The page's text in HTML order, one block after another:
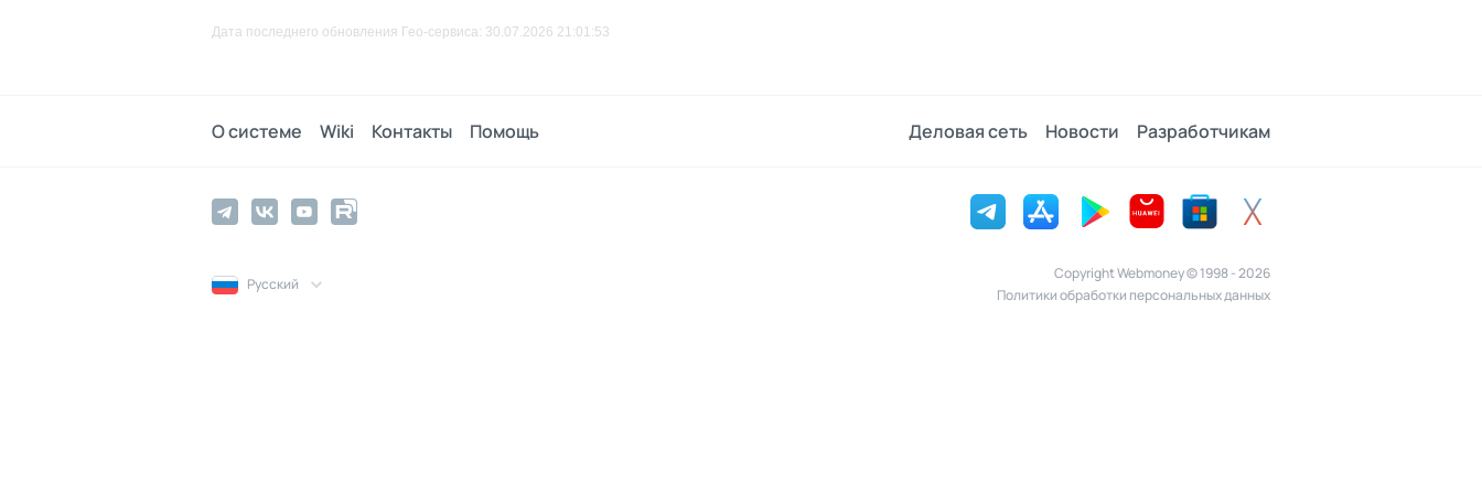
Дата последнего обновления Гео-сервиса: 30.07.2026 21:01:53
О системе Wiki Контакты Помощь Деловая сеть Новости Разработчикам
Русский
Copyright Webmoney © 1998 - 2026
Политики обработки персональных данных